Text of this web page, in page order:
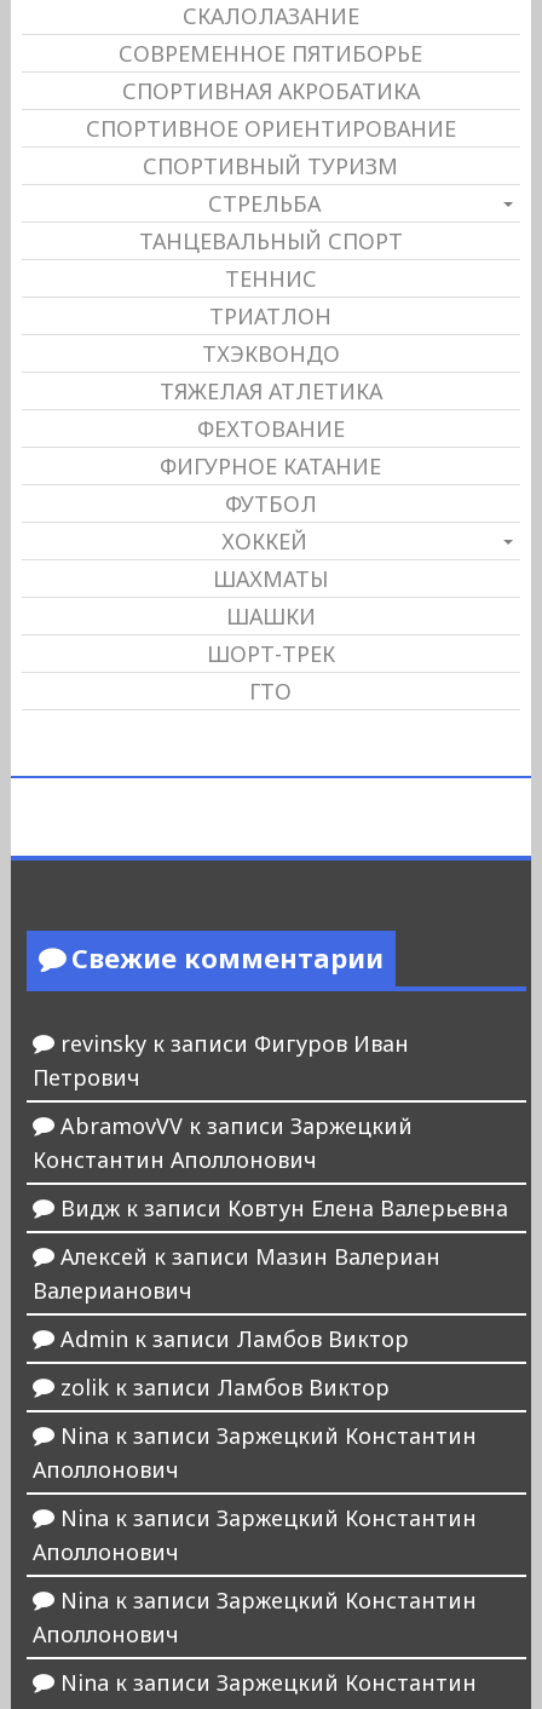
СКАЛОЛАЗАНИЕ
СОВРЕМЕННОЕ ПЯТИБОРЬЕ
СПОРТИВНАЯ АКРОБАТИКА
СПОРТИВНОЕ ОРИЕНТИРОВАНИЕ
СПОРТИВНЫЙ ТУРИЗМ
СТРЕЛЬБА
ТАНЦЕВАЛЬНЫЙ СПОРТ
ТЕННИС
ТРИАТЛОН
ТХЭКВОНДО
ТЯЖЕЛАЯ АТЛЕТИКА
ФЕХТОВАНИЕ
ФИГУРНОЕ КАТАНИЕ
ФУТБОЛ
ХОККЕЙ
ШАХМАТЫ
ШАШКИ
ШОРТ-ТРЕК
ГТО
Свежие комментарии
revinskyк записи Фигуров Иван
Петрович
AbramovVVк записи Заржецкий
Константин Аполлонович
Виджк записи Ковтун Елена Валерьевна
Алексей к записи Мазин Валериан
Валерианович
Admin к записи Ламбов Виктор
zolikк записи Ламбов Виктор
Nina к записи Заржецкий Константин
Аполлонович
Nina к записи Заржецкий Константин
Аполлонович
Nina к записи Заржецкий Константин
Аполлонович
Nina к записи Заржецкий Константин